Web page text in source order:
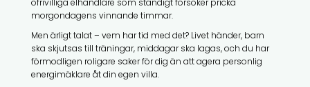
morgondagens vinnande timmar.
Men ärligt talat – vem har tid med det? Livet händer, barn
ska skjutsas till träningar, middagar ska lagas, och du har
förmodligen roligare saker för dig än att agera personlig
energimäklare åt din egen villa.